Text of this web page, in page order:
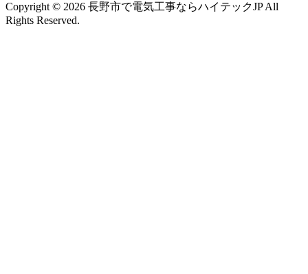
Copyright © 2026 長野市で電気工事ならハイテックJP All
Rights Reserved.